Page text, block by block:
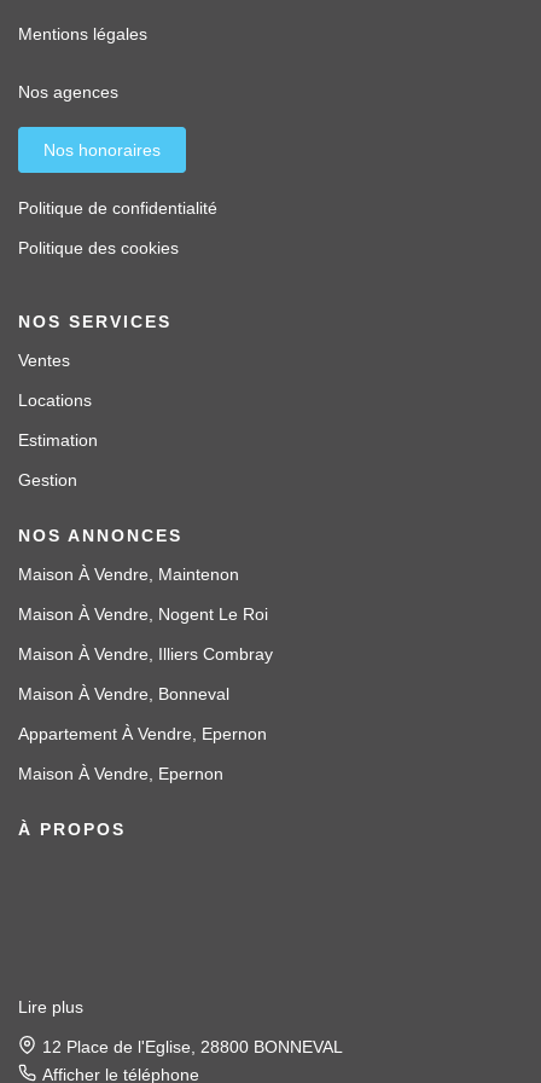
Mentions légales
Nos agences
Nos honoraires
Politique de confidentialité
Politique des cookies
NOS SERVICES
Ventes
Locations
Estimation
Gestion
NOS ANNONCES
Maison À Vendre, Maintenon
Maison À Vendre, Nogent Le Roi
Maison À Vendre, Illiers Combray
Maison À Vendre, Bonneval
Appartement À Vendre, Epernon
Maison À Vendre, Epernon
À PROPOS
Lire plus
12 Place de l'Eglise, 28800 BONNEVAL
Afficher le téléphone